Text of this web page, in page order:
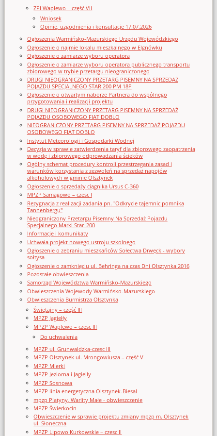
ZPI Waplewo – część VII
Wniosek
Opinie, uzgodnienia i konsultacje 17.07.2026
Ogłoszenia Warmińsko-Mazurskiego Urzędu Wojewódzkiego
Ogłoszenie o najmie lokalu mieszkalnego w Elgnówku
Ogłoszenie o zamiarze wyboru operatora
Ogłoszenie o zamiarze wyboru operatora publicznego transportu
zbiorowego w trybie przetargu nieograniczonego
DRUGI NIEOGRANICZONY PRZETARG PISEMNY NA SPRZEDAŻ
POJAZDU SPECJALNEGO STAR 200 PM 18P
Ogłoszenie o otwartym naborze Partnera do wspólnego
przygotowania i realizacji projektu
DRUGI NIEOGRANICZONY PRZETARG PISEMNY NA SPRZEDAŻ
POJAZDU OSOBOWEGO FIAT DOBLO
NIEOGRANICZONY PRZETARG PISEMNY NA SPRZEDAŻ POJAZDU
OSOBOWEGO FIAT DOBLO
Instytut Meteorologii i Gospodarki Wodnej
Decyzja w sprawie zatwierdzenia taryf dla zbiorowego zaopatrzenia
w wodę i zbiorowego odprowadzania ścieków
Ogólny schemat procedury kontroli przestrzegania zasad i
warunków korzystania z zezwoleń na sprzedaż napojów
alkoholowych w gminie Olsztynek
Ogłoszenie o sprzedaży ciągnika Ursus C-360
MPZP Samagowo – czesc I
Rezygnacja z realizacji zadania pn. "Odkrycie tajemnic pomnika
Tannenbergu"
Nieograniczony Przetargu Pisemny Na Sprzedaż Pojazdu
Specjalnego Marki Star_200
Informacje i komunikaty
Uchwała projekt nowego ustroju szkolnego
Ogłoszenie o zebraniu mieszkańców Sołectwa Drwęck - wybory
sołtysa
Ogłoszenie o zamknięciu ul. Behringa na czas Dni Olsztynka 2016
Pozostałe obwieszczenia
Samorząd Województwa Warmińsko-Mazurskiego
Obwieszczenia Wojewody Warmińsko-Mazurskiego
Obwieszczenia Burmistrza Olsztynka
Świętajny – część III
MPZP Jagiełły
MPZP Waplewo – czesc III
Do uchwalenia
MPZP ul. Grunwaldzka-czesc III
MPZP Olsztynek ul. Mrongowiusza – część V
MPZP Mierki
MPZP Jeziorna i Jagielly
MPZP Sosnowa
MPZP linia energetyczna Olsztynek-Biesal
mpzp Platyny, Warlity Małe - obwieszczenie
MPZP Świerkocin
Obwieszczenie w sprawie projektu zmiany mpzp m. Olsztynek
ul. Słoneczna
MPZP Lipowo Kurkowskie – czesc II